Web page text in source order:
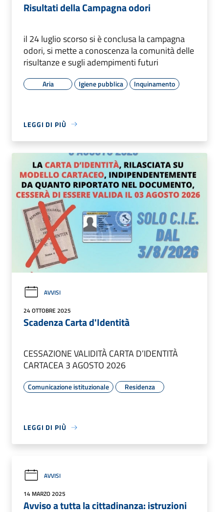
Risultati della Campagna odori
il 24 luglio scorso si è conclusa la campagna
odori, si mette a conoscenza la comunità delle
risultanze e sugli adempimenti futuri
Aria Igiene pubblica Inquinamento
LEGGI DI PIÙ
AVVISI
24 OTTOBRE 2025
Scadenza Carta d'Identità
CESSAZIONE VALIDITÀ CARTA D’IDENTITÀ
CARTACEA 3 AGOSTO 2026
Comunicazione istituzionale Residenza
LEGGI DI PIÙ
AVVISI
14 MARZO 2025
Avviso a tutta la cittadinanza: istruzioni